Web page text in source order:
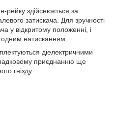
рейку здійснюється за
затискача. Для зручності
у відкритому положенні, і
натисканням.
діелектричними
приєднанню ще
гнізду.